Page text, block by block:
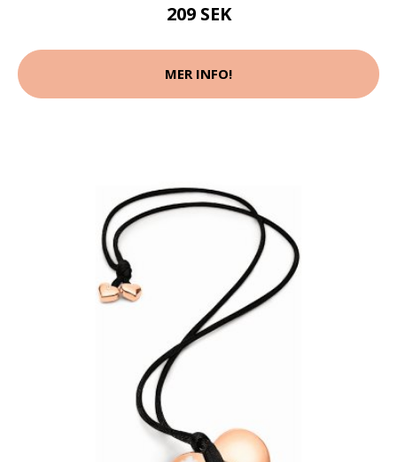
209 SEK
MER INFO!